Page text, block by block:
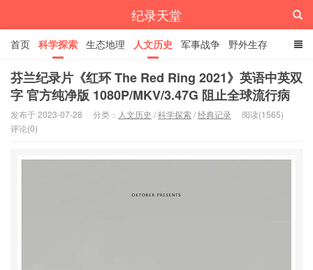
纪录天堂
首页 科学探索 生态地理 人文历史 军事战争 野外生存
经典纪录 4K纪录片 精品资源
芬兰纪录片《红环 The Red Ring 2021》英语中英双
字 官方纯净版 1080P/MKV/3.47G 阻止全球流行病
发布于 2023-07-28 分类： 人文历史 /科学探索/经典记录
阅读(1565)
评论(0)